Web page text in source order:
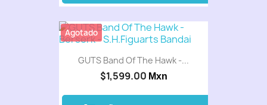
GUTS Band Of The Hawk -...
$1,599.00 Mxn
Agotado